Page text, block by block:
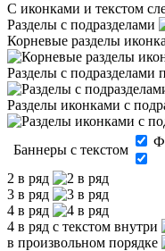
С иконками и текстом
Разделы с подразделами
Корневые разделы
Разделы с подразделами
Разделы иконками с
Баннеры с текстом
2 в ряд
3 в ряд
4 в ряд
4 в ряд с текстом внутри
в произвольном порядке